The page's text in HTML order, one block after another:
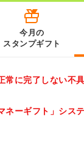
今月の
スタンプギフト
常に完了しない不
ネーギフト」シス